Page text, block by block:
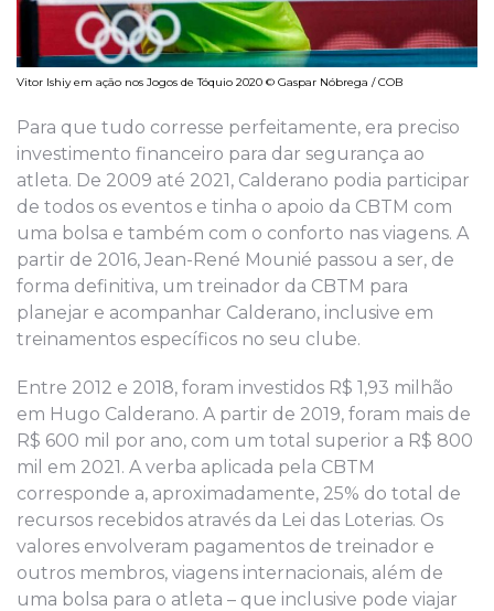
Vitor Ishiy em ação nos Jogos de Tóquio 2020 © Gaspar Nóbrega / COB
Para que tudo corresse perfeitamente, era preciso
investimento financeiro para dar segurança ao
atleta. De 2009 até 2021, Calderano podia participar
de todos os eventos e tinha o apoio da CBTM com
uma bolsa e também com o conforto nas viagens. A
partir de 2016, Jean-René Mounié passou a ser, de
forma definitiva, um treinador da CBTM para
planejar e acompanhar Calderano, inclusive em
treinamentos específicos no seu clube.
Entre 2012 e 2018, foram investidos R$ 1,93 milhão
em Hugo Calderano. A partir de 2019, foram mais de
R$ 600 mil por ano, com um total superior a R$ 800
mil em 2021. A verba aplicada pela CBTM
corresponde a, aproximadamente, 25% do total de
recursos recebidos através da Lei das Loterias. Os
valores envolveram pagamentos de treinador e
outros membros, viagens internacionais, além de
uma bolsa para o atleta – que inclusive pode viajar